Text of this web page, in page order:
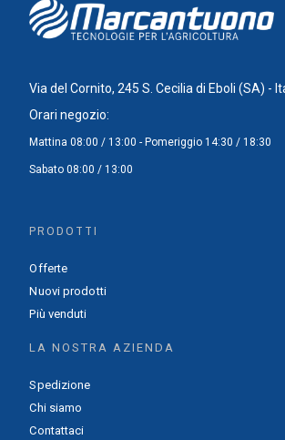
Via del Cornito, 245 S. Cecilia di Eboli (SA) -
Orari negozio:
Mattina 08:00 / 13:00 - Pomeriggio 14:30 / 18:30
Sabato 08:00 / 13:00
PRODOTTI
Offerte
Nuovi prodotti
Più venduti
LA NOSTRA AZIENDA
Spedizione
Chi siamo
Contattaci